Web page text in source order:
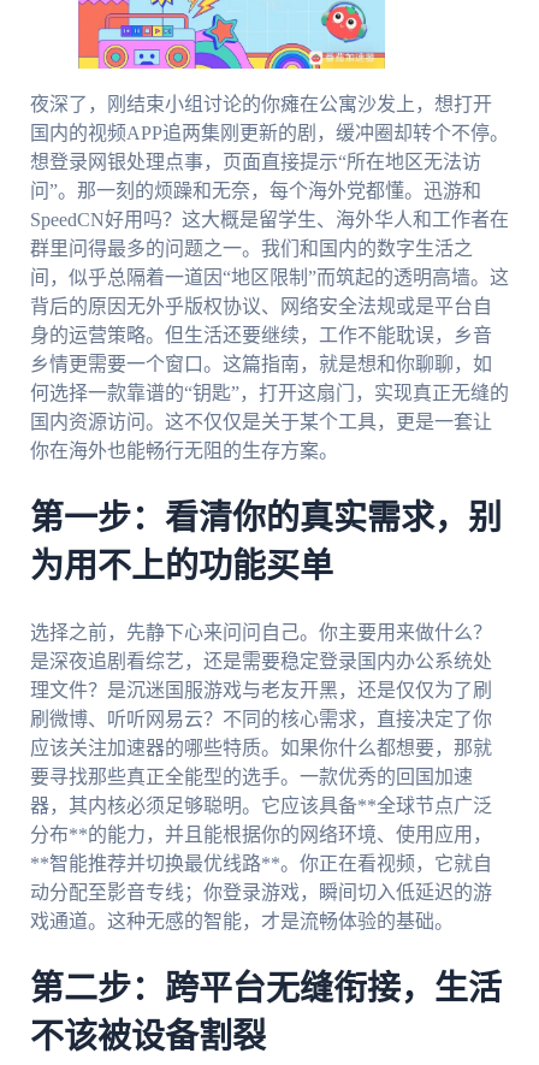
夜深了，刚结束小组讨论的你瘫在公寓沙发上，想打开
国内的视频APP追两集刚更新的剧，缓冲圈却转个不停。
想登录网银处理点事，页面直接提示“所在地区无法访
问”。那一刻的烦躁和无奈，每个海外党都懂。迅游和
SpeedCN好用吗？这大概是留学生、海外华人和工作者在
群里问得最多的问题之一。我们和国内的数字生活之
间，似乎总隔着一道因“地区限制”而筑起的透明高墙。这
背后的原因无外乎版权协议、网络安全法规或是平台自
身的运营策略。但生活还要继续，工作不能耽误，乡音
乡情更需要一个窗口。这篇指南，就是想和你聊聊，如
何选择一款靠谱的“钥匙”，打开这扇门，实现真正无缝的
国内资源访问。这不仅仅是关于某个工具，更是一套让
你在海外也能畅行无阻的生存方案。
第一步：看清你的真实需求，别
为用不上的功能买单
选择之前，先静下心来问问自己。你主要用来做什么？
是深夜追剧看综艺，还是需要稳定登录国内办公系统处
理文件？是沉迷国服游戏与老友开黑，还是仅仅为了刷
刷微博、听听网易云？不同的核心需求，直接决定了你
应该关注加速器的哪些特质。如果你什么都想要，那就
要寻找那些真正全能型的选手。一款优秀的回国加速
器，其内核必须足够聪明。它应该具备**全球节点广泛
分布**的能力，并且能根据你的网络环境、使用应用，
**智能推荐并切换最优线路**。你正在看视频，它就自
动分配至影音专线；你登录游戏，瞬间切入低延迟的游
戏通道。这种无感的智能，才是流畅体验的基础。
第二步：跨平台无缝衔接，生活
不该被设备割裂